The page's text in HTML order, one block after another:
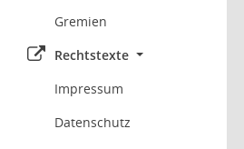
Gremien
Rechtstexte
Impressum
Datenschutz